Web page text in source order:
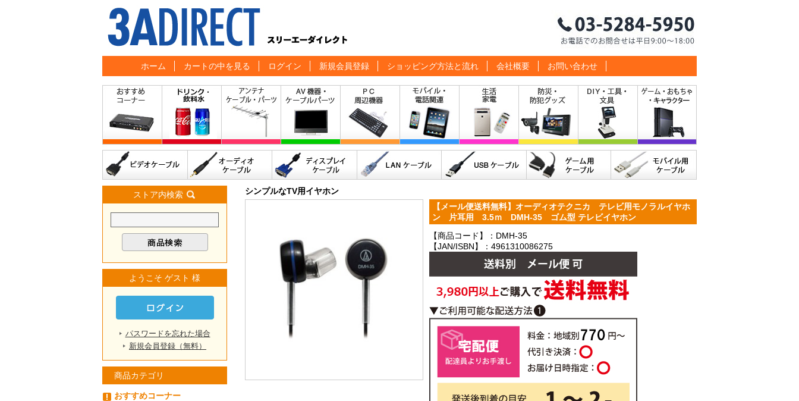
ホーム カートの中を見る ログイン 新規会員登録 ショッピング方法と流れ 会社概要 お問い合わせ
ストア内検索
ようこそ ゲスト 様
パスワードを忘れた場合
新規会員登録（無料）
商品カテゴリ
おすすめコーナー
シンプルなTV用イヤホン
【メール便送料無料】オーディオテクニカ テレビ用モノラルイヤホ
ン 片耳用 3.5ｍ DMH-35 ゴム型 テレビイヤホン
【商品コード】：DMH-35
【JAN/ISBN】：4961310086275